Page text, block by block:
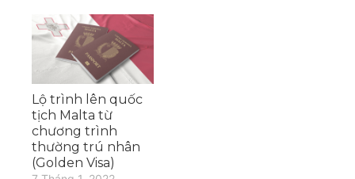
Lộ trình lên quốc
tịch Malta từ
chương trình
thường trú nhân
(Golden Visa)